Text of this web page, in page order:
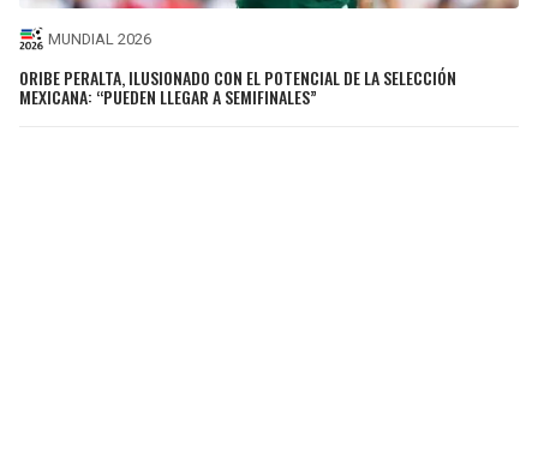
MUNDIAL 2026
ORIBE PERALTA, ILUSIONADO CON EL POTENCIAL DE LA SELECCIÓN
MEXICANA: “PUEDEN LLEGAR A SEMIFINALES”